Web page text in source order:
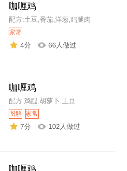
咖喱鸡
配方:土豆,番茄,洋葱,鸡腿肉
家常
4分 66人做过
咖喱鸡
配方:鸡腿,胡萝卜,土豆
图解 家常
7分 102人做过
咖喱鸡